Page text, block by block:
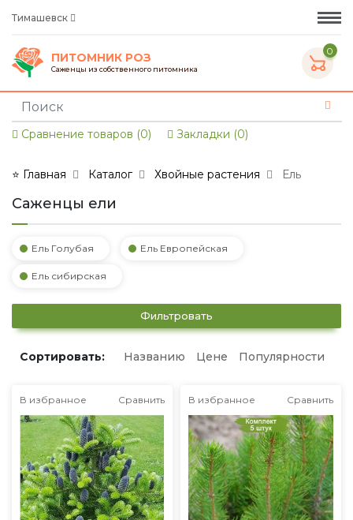
Тимашевск
ПИТОМНИК РОЗ
Саженцы из собственного питомника
0
Сравнение товаров (0) Закладки (0)
⭐ Главная Каталог Хвойные растения Ель
Саженцы ели
Ель Голубая Ель Европейская
Ель сибирская
Фильтровать
Сортировать: Названию Цене Популярности
В избранное Сравнить В избранное Сравнить